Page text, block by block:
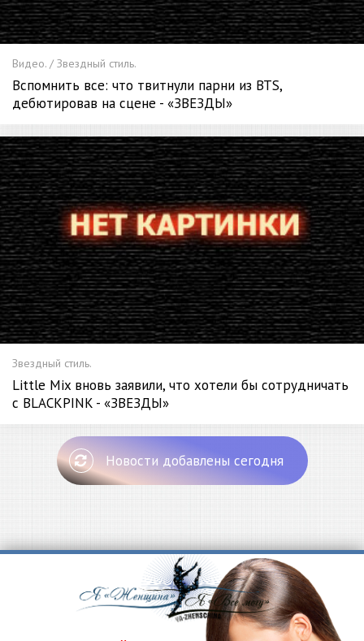
Видео. / Звездный стиль.
Вспомнить все: что твитнули парни из BTS,
дебютировав на сцене - «ЗВЕЗДЫ»
Звездный стиль.
Little Mix вновь заявили, что хотели бы сотрудничать
с BLACKPINK - «ЗВЕЗДЫ»
Новости добавлены сегодня